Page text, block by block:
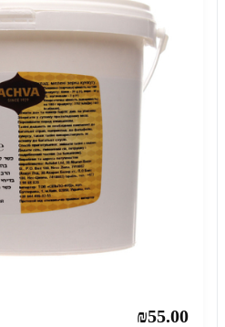
₪55.00